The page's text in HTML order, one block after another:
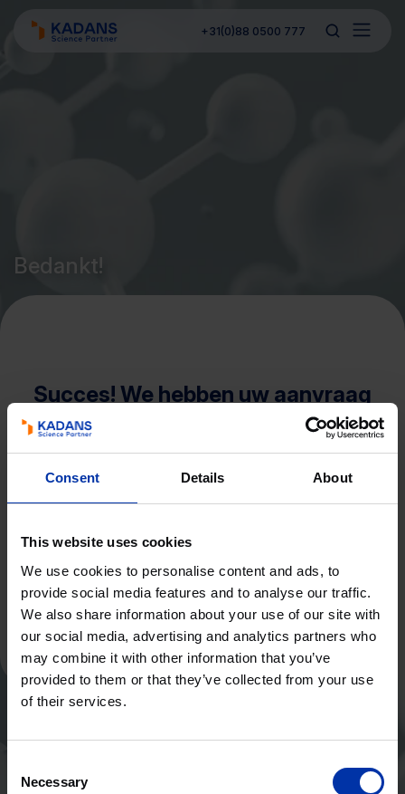
Consent Details About
This website uses cookies
We use cookies to personalise content and ads, to
provide social media features and to analyse our traffic.
We also share information about your use of our site with
our social media, advertising and analytics partners who
may combine it with other information that you’ve
provided to them or that they’ve collected from your use
of their services.
Selection
Necessary
+31(0)88 0500 777
Bedankt!
Succes! We hebben uw aanvraag
We sturen een e-mail met de link naar de brochure —
deze zou spoedig moeten aankomen. Als u deze niet kunt
vragen? Neem gerust contact met ons op.
Ga naar de homepage